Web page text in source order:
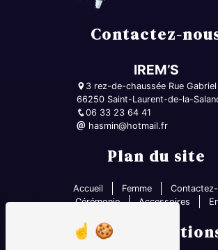
Contactez-
IREM’S
3 rez-de-chaussée Rue
66250 Saint-Laurent-de-la-
06 33 23 64 41
hasmin@hotmail.fr
Plan du site
Accueil Femme
Cérémonie
Accessoires
Nos